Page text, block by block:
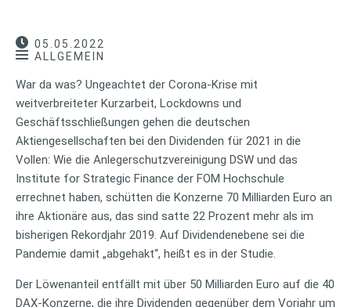
05.05.2022
ALLGEMEIN
War da was? Ungeachtet der Corona-Krise mit
weitverbreiteter Kurzarbeit, Lockdowns und
Geschäftsschließungen gehen die deutschen
Aktiengesellschaften bei den Dividenden für 2021 in die
Vollen: Wie die Anlegerschutzvereinigung DSW und das
Institute for Strategic Finance der FOM Hochschule
errechnet haben, schütten die Konzerne 70 Milliarden Euro an
ihre Aktionäre aus, das sind satte 22 Prozent mehr als im
bisherigen Rekordjahr 2019. Auf Dividendenebene sei die
Pandemie damit „abgehakt“, heißt es in der Studie.
Der Löwenanteil entfällt mit über 50 Milliarden Euro auf die 40
DAX-Konzerne, die ihre Dividenden gegenüber dem Vorjahr um